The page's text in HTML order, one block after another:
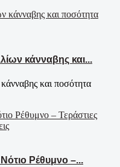
κάνναβης και...
και ποσότητα
Ρέθυμνο –...